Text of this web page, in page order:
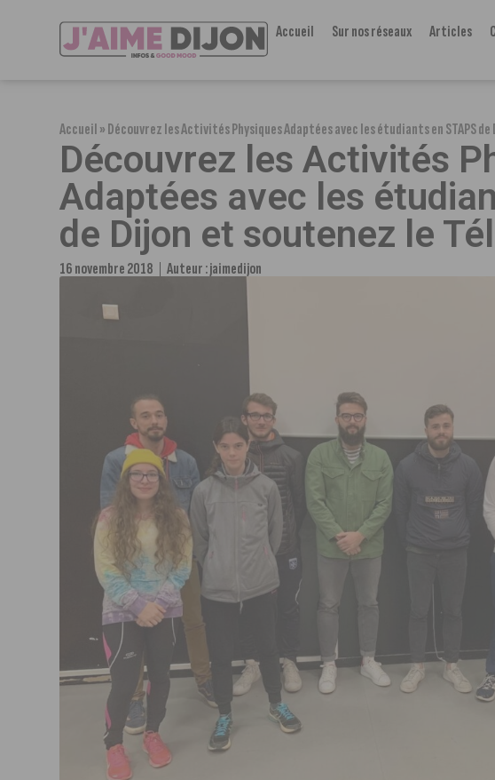
Accueil Sur nos réseaux Articles
Accueil»Découvrez les Activités Physiques Adaptées avec les étudiants en STAPS
Découvrez les Activités
Adaptées avec les
de Dijon et soutenez le
16 novembre 2018 Auteur :jaimedijon